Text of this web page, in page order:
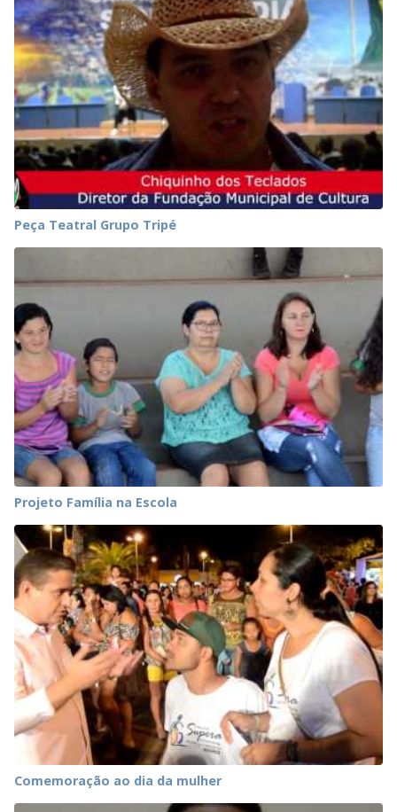
Peça Teatral Grupo Tripé
Projeto Família na Escola
Comemoração ao dia da mulher